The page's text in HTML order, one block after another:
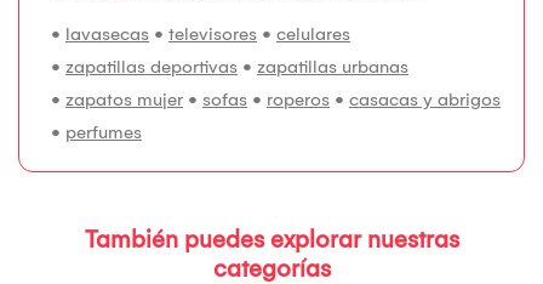
• lavasecas • televisores • celulares
• zapatillas deportivas • zapatillas urbanas
• zapatos mujer • sofas • roperos • casacas y abrigos
• perfumes
También puedes explorar nuestras
categorías